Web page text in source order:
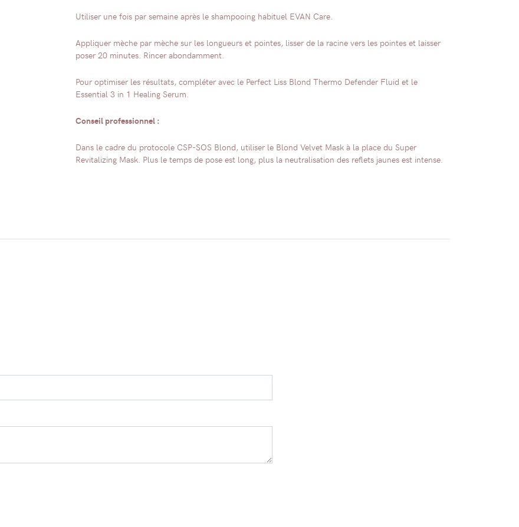
Utiliser une fois par semaine après le shampooing habituel EVAN Care.
Appliquer mèche par mèche sur les longueurs et pointes, lisser de la racine vers les pointes et laisser
poser 20 minutes. Rincer abondamment.
Pour optimiser les résultats, compléter avec le Perfect Liss Blond Thermo Defender Fluid et le
Essential 3 in 1 Healing Serum.
Conseil professionnel :
Dans le cadre du protocole CSP-SOS Blond, utiliser le Blond Velvet Mask à la place du Super
Revitalizing Mask. Plus le temps de pose est long, plus la neutralisation des reflets jaunes est intense.